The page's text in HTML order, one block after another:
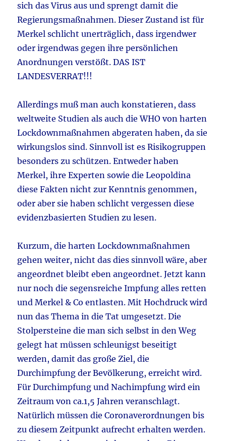
sich das Virus aus und sprengt damit die
Regierungsmaßnahmen. Dieser Zustand ist für
Merkel schlicht unerträglich, dass irgendwer
oder irgendwas gegen ihre persönlichen
Anordnungen verstößt. DAS IST
LANDESVERRAT!!!
Allerdings muß man auch konstatieren, dass
weltweite Studien als auch die WHO von harten
Lockdownmaßnahmen abgeraten haben, da sie
wirkungslos sind. Sinnvoll ist es Risikogruppen
besonders zu schützen. Entweder haben
Merkel, ihre Experten sowie die Leopoldina
diese Fakten nicht zur Kenntnis genommen,
oder aber sie haben schlicht vergessen diese
evidenzbasierten Studien zu lesen.
Kurzum, die harten Lockdownmaßnahmen
gehen weiter, nicht das dies sinnvoll wäre, aber
angeordnet bleibt eben angeordnet. Jetzt kann
nur noch die segensreiche Impfung alles retten
und Merkel & Co entlasten. Mit Hochdruck wird
nun das Thema in die Tat umgesetzt. Die
Stolpersteine die man sich selbst in den Weg
gelegt hat müssen schleunigst beseitigt
werden, damit das große Ziel, die
Durchimpfung der Bevölkerung, erreicht wird.
Für Durchimpfung und Nachimpfung wird ein
Zeitraum von ca.1,5 Jahren veranschlagt.
Natürlich müssen die Coronaverordnungen bis
zu diesem Zeitpunkt aufrecht erhalten werden.